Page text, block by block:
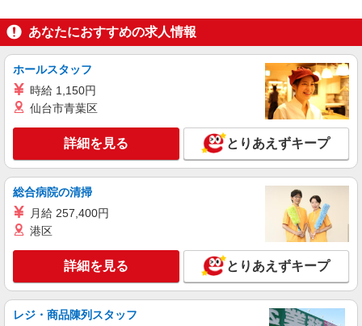
あなたにおすすめの求人情報
ホールスタッフ
時給 1,150円
仙台市青葉区
詳細を見る とりあえずキープ
総合病院の清掃
月給 257,400円
港区
詳細を見る とりあえずキープ
レジ・商品陳列スタッフ